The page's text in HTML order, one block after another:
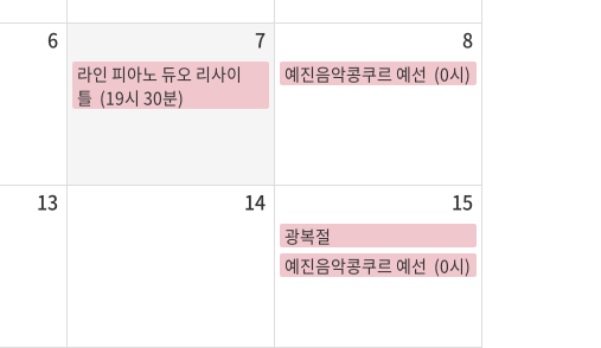
6 7
라인 피아노 듀오 리사이
틀 (19시 30분)
8
예진음악콩쿠르 예선 (0시)
13 14 15
광복절
예진음악콩쿠르 예선 (0시)